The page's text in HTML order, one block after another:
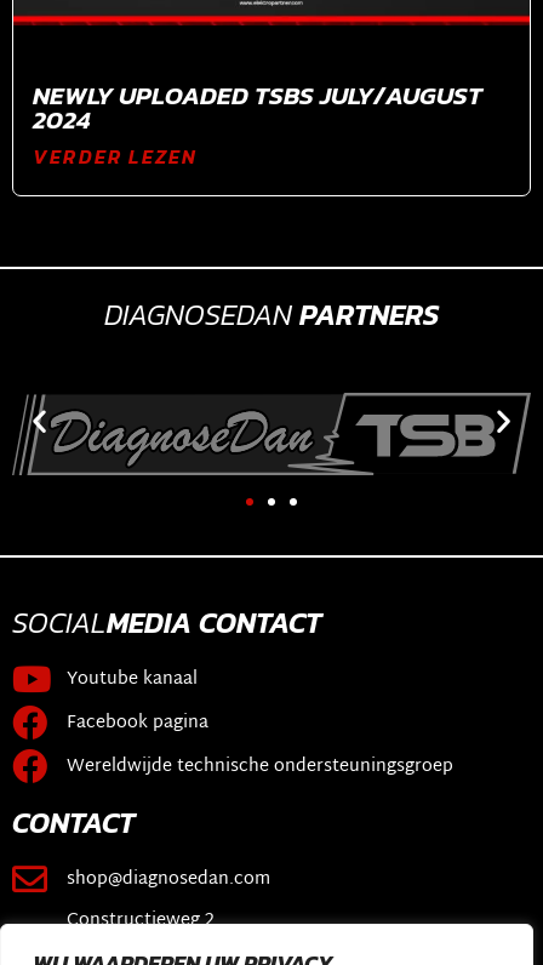
NEWLY UPLOADED TSBS JULY/AUGUST
2024
VERDER LEZEN
DIAGNOSEDANPARTNERS
SOCIALMEDIA CONTACT
Youtube kanaal
Facebook pagina
Wereldwijde technische ondersteuningsgroep
CONTACT
shop@diagnosedan.com
Constructieweg 2
3641 SB Mijdrecht